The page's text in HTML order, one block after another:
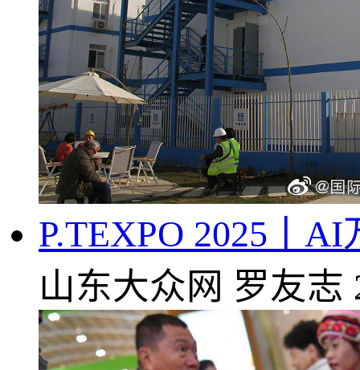
P.TEXPO 2025丨
山东大众网 罗友志